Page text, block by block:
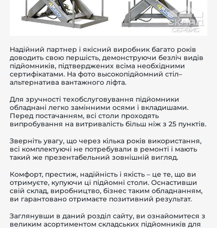
Надійний партнер і якісний виробник багато років
доводить свою першість, демонструючи безліч видів
підйомників, підтверджених всіма необхідними
сертифікатами. На фото высокопідйомний стіл–
альтернатива вантажного ліфта.
Для зручності техобслуговування підйомники
обладнані легко замінними осями і вкладишами.
Перед постачанням, всі столи проходять
випробування на витривалість більш ніж з 25 пунктів.
Зверніть увагу, що через кілька років використання,
всі комплектуючі не потребували в ремонті і мають
такий же презентабельний зовнішній вигляд.
Комфорт, престиж, надійність і якість – це те, що ви
отримуєте, купуючи ці підйомні столи. Оснастивши
свій склад, виробництво, бізнес таким обладнанням,
ви гарантовано отримаєте позитивний результат.
Заглянувши в даний розділ сайту, ви ознайомитеся з
великим асортиментом складських підйомників для